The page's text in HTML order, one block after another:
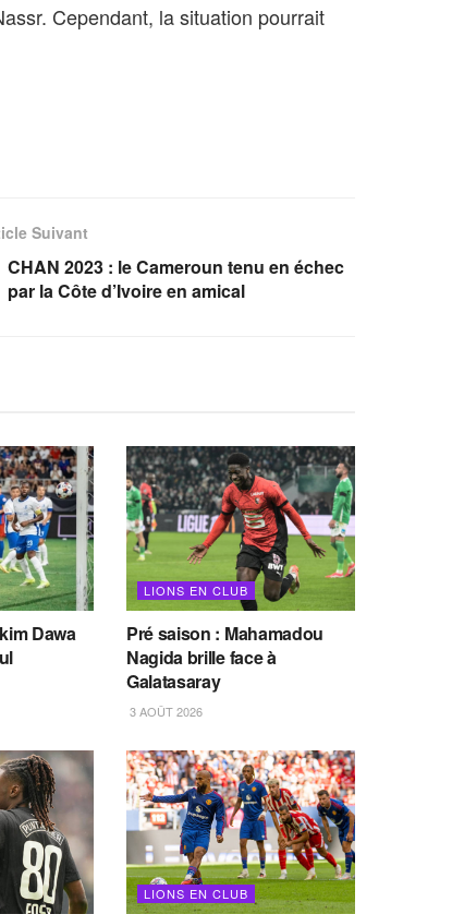
Cependant, la situation pourrait
Suivant
CHAN 2023 : le Cameroun tenu en échec
par la Côte d’Ivoire en amical
Dawa
LIONS EN CLUB
Pré saison : Mahamadou
Nagida brille face à
Galatasaray
3 AOÛT 2026
LIONS EN CLUB